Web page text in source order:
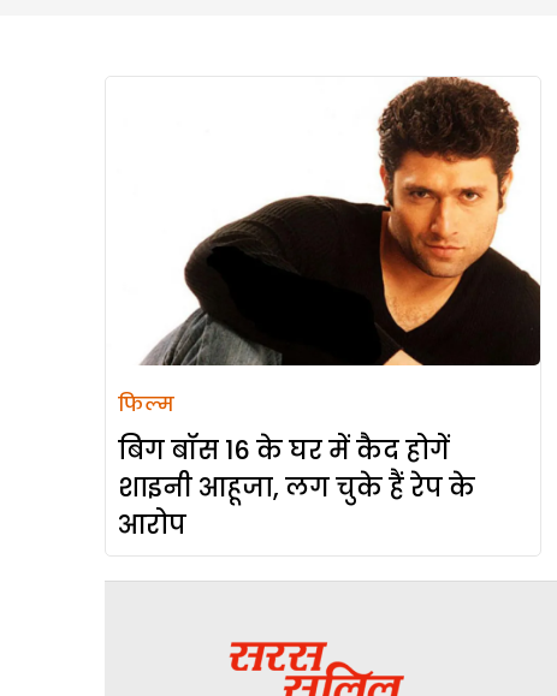
फिल्म
बिग बॉस 16 के घर में कैद होगें
शाइनी आहूजा, लग चुके हैं रेप के
आरोप